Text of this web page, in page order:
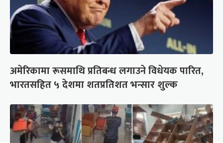
अमेरिकामा रूसमाथि प्रतिबन्ध लगाउने विधेयक पारित,
भारतसहित ५ देशमा शतप्रतिशत भन्सार शुल्क